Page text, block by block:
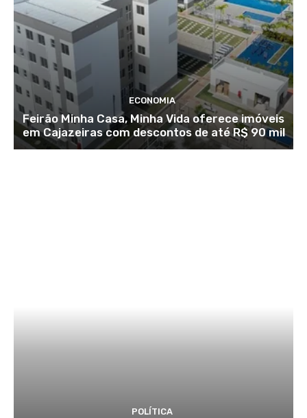
ECONOMIA
Feirão Minha Casa, Minha Vida oferece imóveis
em Cajazeiras com descontos de até R$ 90 mil
POLÍTICA